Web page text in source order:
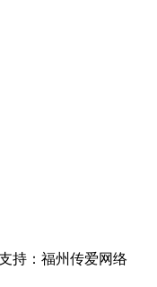
持：福州传爱网络